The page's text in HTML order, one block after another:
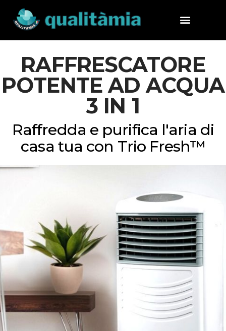
RAFFRESCATORE
POTENTE AD ACQUA
3 IN 1
Raffredda e purifica l'aria di
casa tua con Trio Fresh™